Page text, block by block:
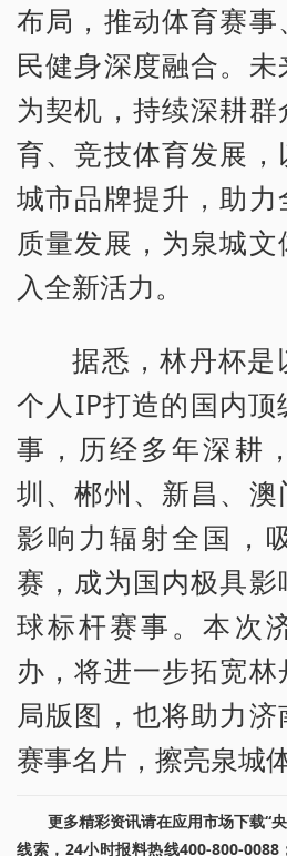
布局，推动体育赛
民健身深度融合。
为契机，持续深耕
育、竞技体育发展
城市品牌提升，助
质量发展，为泉城
入全新活力。
据悉，林丹杯是
个人IP打造的国内
事，历经多年深耕
圳、郴州、新昌、
影响力辐射全国，
赛，成为国内极具
球标杆赛事。本次
办，将进一步拓宽
局版图，也将助力
赛事名片，擦亮泉城
更多精彩资讯请在应用市场下载“
线索，24小时报料热线400-800-0088